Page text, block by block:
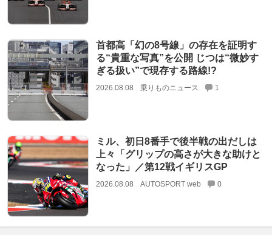
首都高「幻の8号線」の存在を証明す
る“貴重な写真”を公開 じつは“微妙す
ぎる扱い”で現存する路線!?
2026.08.08 乗りものニュース 1
ミル、初日8番手で後半戦の出だしは
上々「グリップの高さが大きな助けと
なった」／第12戦イギリスGP
2026.08.08 AUTOSPORT web 0